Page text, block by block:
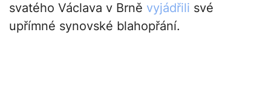
svatého Václava v Brně vyjádřili své
upřímné synovské blahopřání.